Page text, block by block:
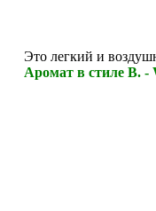
Это легкий и
Аромат в стиле B. -